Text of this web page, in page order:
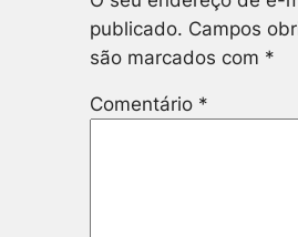
publicado. Campos
são marcados com *
Comentário *